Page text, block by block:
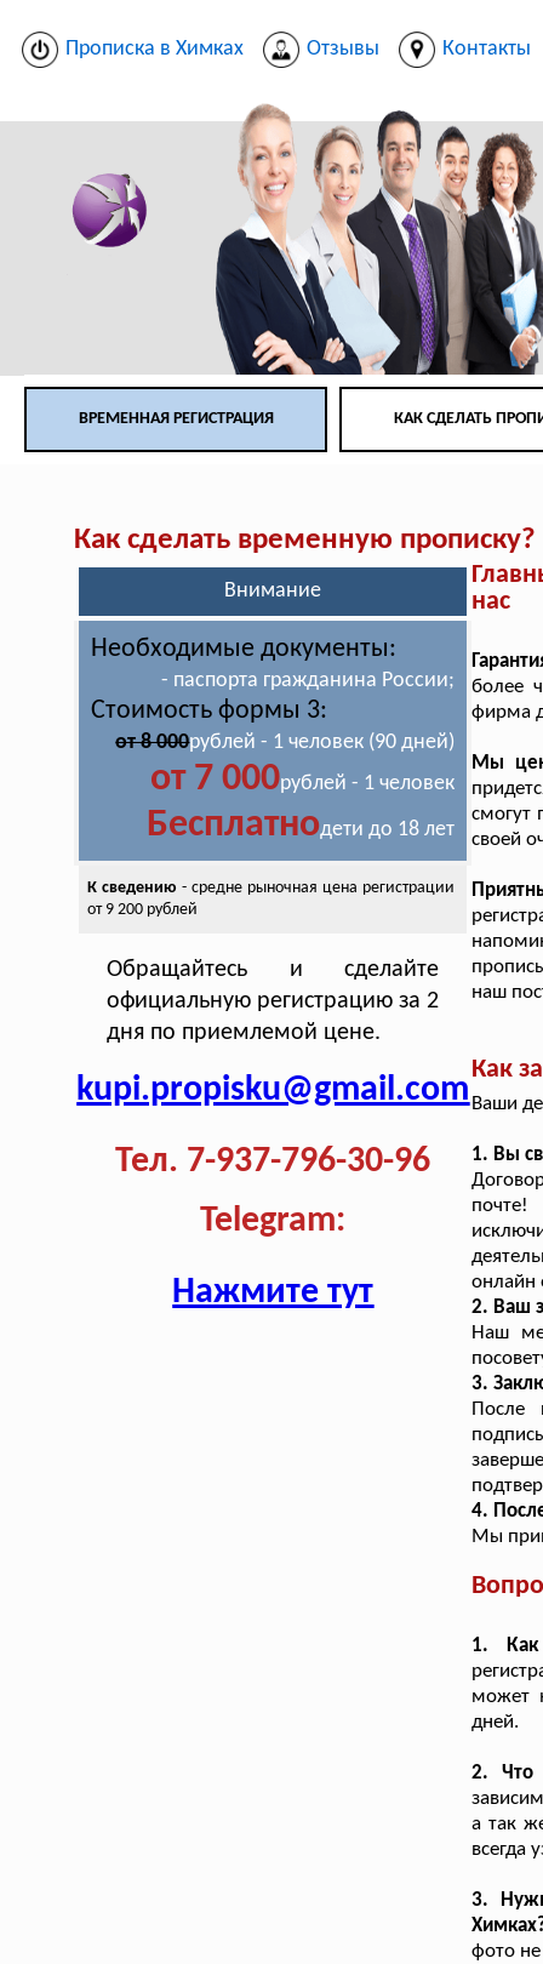
Прописка в Химках Отзывы Контакты
ВРЕМЕННАЯ РЕГИСТРАЦИЯ КАК СДЕЛАТЬ
Как сделать временную прописку?
Внимание
Необходимые документы:
- паспорта гражданина России;
Стоимость формы 3:
от 8 000рублей - 1 человек (90 дней)
от 7 000рублей - 1 человек
Бесплатнодети до 18 лет
К сведению - средне рыночная цена регистрации
от 9 200 рублей
Обращайтесь и сделайте
официальную регистрацию за 2
дня по приемлемой цене.
kupi.propisku@gmail.com
Тел. 7-937-796-30-96
Telegram:
Нажмите тут
нас
более
фирма
Мы
смогут
своей
наш
Как
Ваши
1. Вы
почте!
онлайн
2. Ваш
Наш
3.
После
4.
Мы
1. Как
может
дней.
2. Что
а так
всегда
3.
фото не